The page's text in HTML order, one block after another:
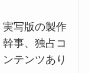
実写版の製作
幹事、独占コ
ンテンツあり